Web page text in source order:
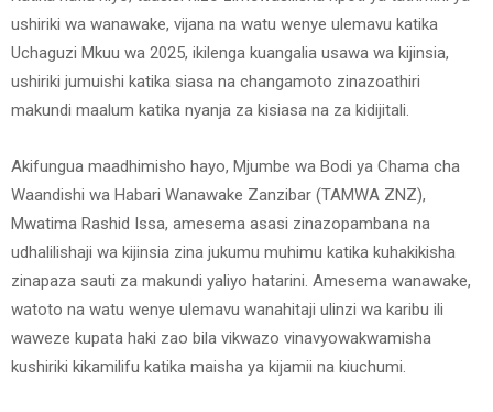
ushiriki wa wanawake, vijana na watu wenye ulemavu katika
Uchaguzi Mkuu wa 2025, ikilenga kuangalia usawa wa kijinsia,
ushiriki jumuishi katika siasa na changamoto zinazoathiri
makundi maalum katika nyanja za kisiasa na za kidijitali.
Akifungua maadhimisho hayo, Mjumbe wa Bodi ya Chama cha
Waandishi wa Habari Wanawake Zanzibar (TAMWA ZNZ),
Mwatima Rashid Issa, amesema asasi zinazopambana na
udhalilishaji wa kijinsia zina jukumu muhimu katika kuhakikisha
zinapaza sauti za makundi yaliyo hatarini. Amesema wanawake,
watoto na watu wenye ulemavu wanahitaji ulinzi wa karibu ili
waweze kupata haki zao bila vikwazo vinavyowakwamisha
kushiriki kikamilifu katika maisha ya kijamii na kiuchumi.